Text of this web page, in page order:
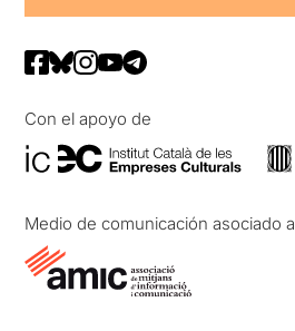
Con el apoyo de
Medio de comunicación asociado a